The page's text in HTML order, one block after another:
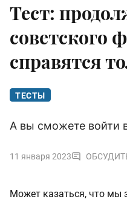
Тест:
советского
справятся
ТЕСТЫ
А вы сможете войти
11 января 2023
Может казаться, что мы